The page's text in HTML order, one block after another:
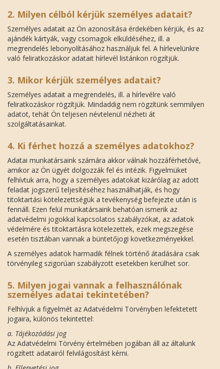
2. Milyen célból kérjük személyes adatait?
Személyes adatait az Ön azonosítása érdekében kérjük, és az
ajándék kártyák, vagy csomagok elküldéséhez, ill. a
megrendelés lebonyolításához használjuk fel. A hírlevelünkre
való feliratkozáskor adatait hírlevél listánkon rögzítjük.
3. Mikor kérjük személyes adatait?
Személyes adatait a megrendelés, ill. a hírlevélre való
feliratkozáskor rögzítjük. Mindaddig nem rögzítünk semmilyen
adatot, tehát Ön teljesen névtelenül nézheti át
szolgáltatásainkat.
4. Ki férhet hozzá a személyes adatokhoz?
Adatai munkatársaink számára akkor válnak hozzáférhetővé,
amikor az Ön ügyét dolgozzák fel és intézik. Figyelmüket
felhívtuk arra, hogy a személyes adatokat kizárólag az adott
feladat jogszerű teljesítéséhez használhatják, és hogy
titoktartási kötelezettségük a tevékenység befejezte után is
fennáll. Ezen felül munkatársaink behatóan ismerik az
adatvédelmi jogokkal kapcsolatos szabályzókat, az adatok
védelmére és titoktartásra kötelezettek, ezek megszegése
esetén tisztában vannak a büntetőjogi következményekkel.
A személyes adatok harmadik félnek történő átadására csak
törvényileg szigorúan szabályzott esetekben kerülhet sor.
5. Milyen jogai vannak a felhasználónak
személyes adatai tekintetében?
Felhívjuk a figyelmét az Adatvédelmi Törvényben lefektetett
jogaira, különös tekintettel:
a. Tájékozódási jog
Az Adatvédelmi Törvény értelmében jogában áll az általunk
rögzített adatairól felvilágosítást kérni.